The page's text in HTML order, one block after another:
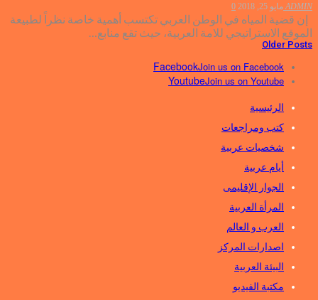
ADMIN مايو 25, 2018 0
إن قضية المياه في الوطن العربي تكتسب أهمية خاصة نظراً لطبيعة
الموقع الاستراتيجي للامة العربية، حيث تقع منابع…
Older Posts
FacebookJoin us on Facebook
YoutubeJoin us on Youtube
الرئيسية
كتب ومراجعات
شخصيات عربية
أيام عربية
الجوار الإقليمى
المرأة العربية
العرب و العالم
اصدارات المركز
البيئة العربية
مكتبة الفيديو